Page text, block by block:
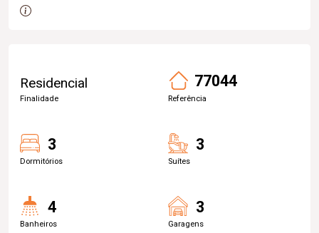
Residencial
Finalidade
77044
Referência
3
Dormitórios
3
Suítes
4
Banheiros
3
Garagens